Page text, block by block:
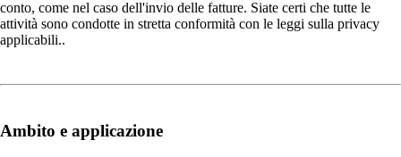
conto, come nel caso dell'invio delle fatture. Siate certi che tutte le
attività sono condotte in stretta conformità con le leggi sulla privacy
applicabili..
Ambito e applicazione